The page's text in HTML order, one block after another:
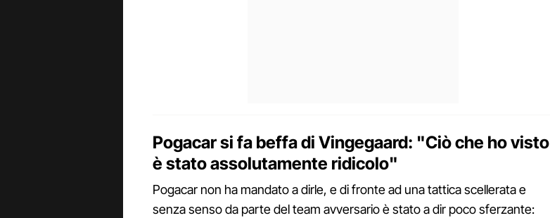
Pogacar si fa beffa di Vingegaard: "Ciò che ho visto
è stato assolutamente ridicolo"
Pogacar non ha mandato a dirle, e di fronte ad una tattica scellerata e
senza senso da parte del team avversario è stato a dir poco sferzante: